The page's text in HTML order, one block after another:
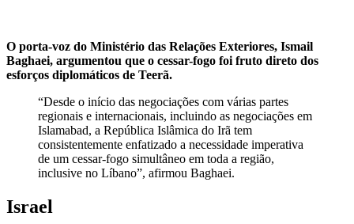
O porta-voz do Ministério das Relações Exteriores, Ismail
Baghaei, argumentou que o cessar-fogo foi fruto direto dos
esforços diplomáticos ​​de Teerã.
“Desde o início das negociações com várias partes
regionais e internacionais, incluindo as negociações em
Islamabad, a República Islâmica do Irã tem
consistentemente enfatizado a necessidade imperativa
de um cessar-fogo simultâneo em toda a região,
inclusive no Líbano”, afirmou Baghaei.
Israel